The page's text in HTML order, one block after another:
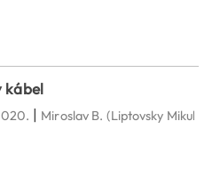
kábel
| Miroslav B. (Liptovsky Mikulas)